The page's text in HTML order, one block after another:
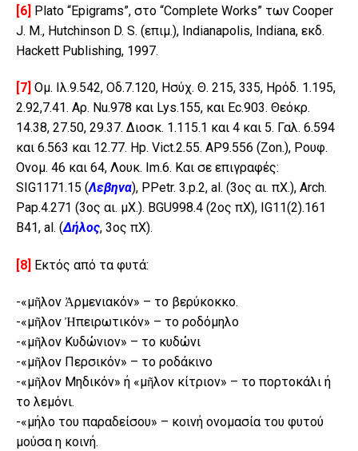
[6] Plato “Epigrams”, στο “Complete Works” των Cooper
J. M., Hutchinson D. S. (επιμ.), Indianapolis, Indiana, εκδ.
Hackett Publishing, 1997.
[7] Ομ. Ιλ.9.542, Οδ.7.120, Ησύχ. Θ. 215, 335, Ηρόδ. 1.195,
2.92,7.41. Αρ. Nu.978 και Lys.155, και Ec.903. Θεόκρ.
14.38, 27.50, 29.37. Διοσκ. 1.115.1 και 4 και 5. Γαλ. 6.594
και 6.563 και 12.77. Hp. Vict.2.55. AP9.556 (Zon.), Ρουφ.
Ονομ. 46 και 64, Λουκ. Im.6. Και σε επιγραφές:
SIG1171.15 (Λεβηνα), PPetr. 3.p.2, al. (3ος αι. πΧ.), Arch.
Pap.4.271 (3ος αι. μΧ.). BGU998.4 (2ος πΧ), IG11(2).161
B41, al. (Δήλος, 3ος πΧ).
[8] Εκτός από τα φυτά:
-«μῆλον Ἀρμενιακόν» – το βερύκοκκο.
-«μῆλον Ἠπειρωτικόν» – το ροδόμηλο
-«μῆλον Κυδώνιον» – το κυδώνι
-«μῆλον Περσικόν» – το ροδάκινο
-«μῆλον Μηδικόν» ή «μῆλον κίτριον» – το πορτοκάλι ή
το λεμόνι.
-«μήλο του παραδείσου» – κοινή ονομασία του φυτού
μούσα η κοινή.